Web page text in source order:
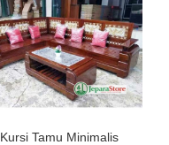
Kursi Tamu Minimalis